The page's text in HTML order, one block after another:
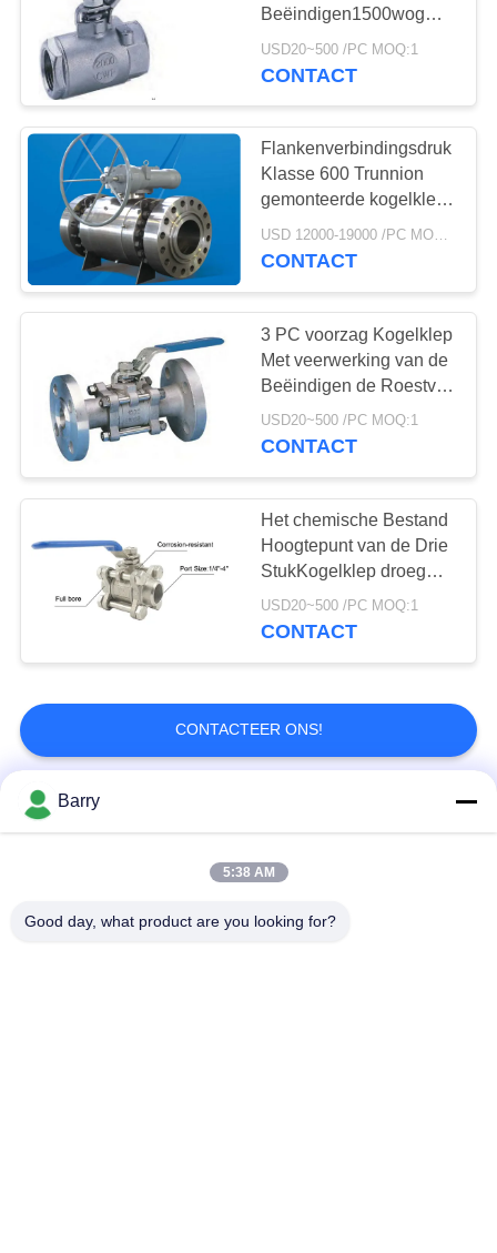
Neig
Grensschakelaar
Beëindigen1500wog
Roestvrije staal met
Sluitenapparaat
USD20~500 /PC MOQ:1
CONTACT
Flankenverbindingsdruk
Klasse 600 Trunnion
gemonteerde kogelklep
Worm Bevel Gearbox
Brandvast Antistatisch
USD 12000-19000 /PC MOQ:1
CONTACT
3 PC voorzag Kogelklep
Met veerwerking van de
Beëindigen de Roestvrij
staal Ingepaste
Kogelklep van een flens
USD20~500 /PC MOQ:1
CONTACT
Het chemische Bestand
Hoogtepunt van de Drie
StukKogelklep droeg
Titanium of Ss Materiaal
USD20~500 /PC MOQ:1
CONTACT
CONTACTEER ONS!
populaire categorieën
Barry
5:38 AM
Good day, what product are you looking for?